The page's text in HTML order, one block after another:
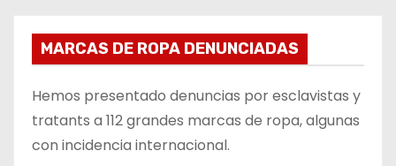
MARCAS DE ROPA DENUNCIADAS
Hemos presentado denuncias por esclavistas y
tratants a 112 grandes marcas de ropa, algunas
con incidencia internacional.